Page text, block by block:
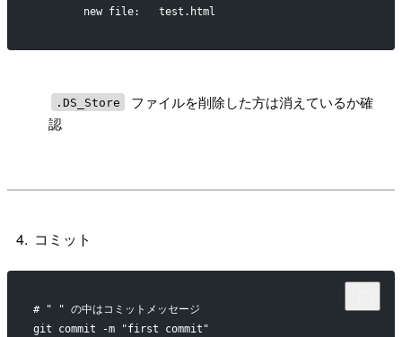
        new file:   test.html
.DS_Store
ファイルを削除した方は消えているか確
認
コミット
# " " の中はコミットメッセージ
git commit -m "first commit"